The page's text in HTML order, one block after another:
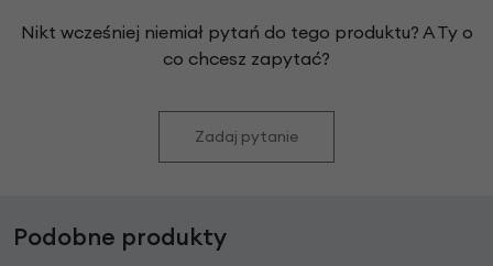
Nikt wcześniej niemiał pytań do tego produktu? A Ty o
co chcesz zapytać?
Zadaj pytanie
Podobne produkty